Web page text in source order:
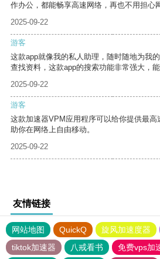
作办公，都能畅享高速网络，再也不用担心
2025-09-22
游客
这款app就像我的私人助理，随时随地为我
查找资料，这款app的搜索功能非常强大，
2025-09-22
游客
这款加速器VPM应用程序可以给你提供最
助你在网络上自由移动。
2025-09-22
友情链接
网站地图 QuickQ 旋风加速度器
tiktok加速器
八戒看书 免费vps加